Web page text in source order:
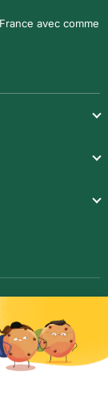
avec comme